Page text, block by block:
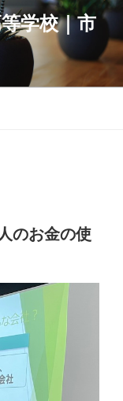
学校｜市
のお金の使